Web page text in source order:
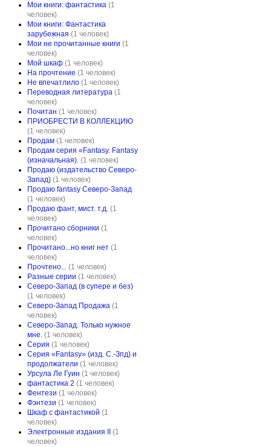
Мои книги: фантастика (1
человек)
Мои книги: Фантастика
зарубежная (1 человек)
Мои не прочитанные книги (1
человек)
Мой шкаф (1 человек)
На прочтение (1 человек)
Не впечатлило (1 человек)
Переводная литература (1
человек)
Почитан (1 человек)
ПРИОБРЕСТИ В КОЛЛЕКЦИЮ
(1 человек)
Продам (1 человек)
Продам серия «Fantasy. Fantasy
(изначальная). (1 человек)
Продаю (издательство Северо-
Запад) (1 человек)
Продаю fantasy Северо-Запад
(1 человек)
Продаю фант, мист. т.д. (1
человек)
Прочитано сборники (1
человек)
Прочитано...но книг нет (1
человек)
Прочтено... (1 человек)
Разные серии (1 человек)
Северо-Запад (в супере и без)
(1 человек)
Северо-Запад Продажа (1
человек)
Северо-Запад. Только нужное
мне. (1 человек)
Серия (1 человек)
Серия «Fantasy» (изд. С.-Зпд) и
продолжатели (1 человек)
Урсула Ле Гуин (1 человек)
фантастика 2 (1 человек)
Фентези (1 человек)
Фэнтези (1 человек)
Шкаф с фантастикой (1
человек)
Электронные издания II
(1
человек)